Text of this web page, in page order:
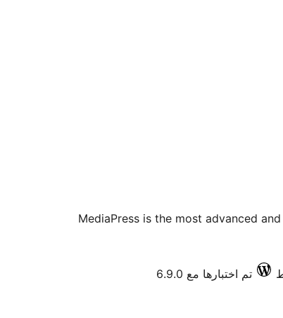
MediaPress is the most advanced
تم اختبارها مع 6.9.0